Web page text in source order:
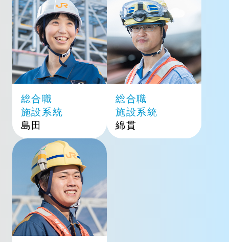
総合職
施設系統
島田
総合職
施設系統
綿貫